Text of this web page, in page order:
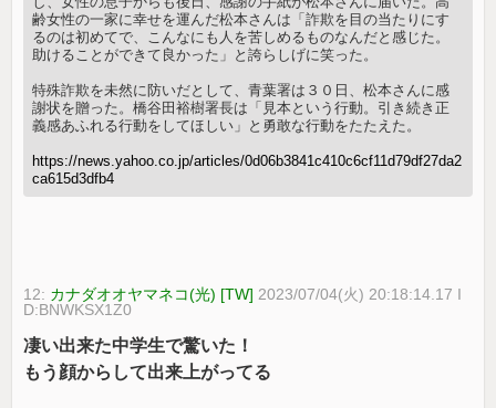
齢女性の一家に幸せを運んだ松本さんは「詐欺を目の当たりにす
るのは初めてで、こんなにも人を苦しめるものなんだと感じた。
助けることができて良かった」と誇らしげに笑った。
特殊詐欺を未然に防いだとして、青葉署は３０日、松本さんに感
謝状を贈った。橋谷田裕樹署長は「見本という行動。引き続き正
義感あふれる行動をしてほしい」と勇敢な行動をたたえた。
https://news.yahoo.co.jp/articles/0d06b3841c410c6cf11d79df27da2
ca615d3dfb4
12: カナダオオヤマネコ(光) [TW] 2023/07/04(火) 20:18:14.17 I
D:BNWKSX1Z0
凄い出来た中学生で驚いた！
もう顔からして出来上がってる